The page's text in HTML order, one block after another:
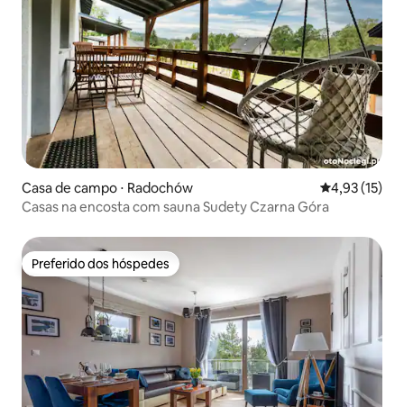
Casa de campo ⋅ Radochów 4,93 de uma
4,93 (15)
Casas na encosta com sauna Sudety Czarna Góra
Preferido dos hóspedes
Preferido dos hóspedes